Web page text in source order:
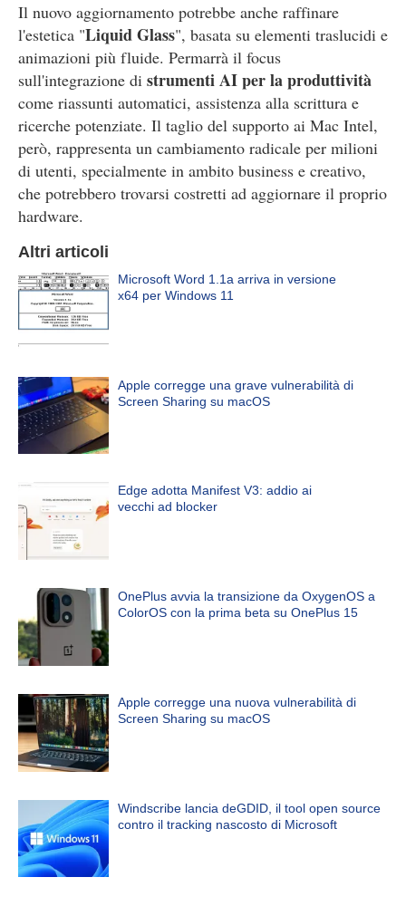
Il nuovo aggiornamento potrebbe anche raffinare
l'estetica "Liquid Glass", basata su elementi traslucidi e
animazioni più fluide. Permarrà il focus
sull'integrazione di strumenti AI per la produttività
come riassunti automatici, assistenza alla scrittura e
ricerche potenziate. Il taglio del supporto ai Mac Intel,
però, rappresenta un cambiamento radicale per milioni
di utenti, specialmente in ambito business e creativo,
che potrebbero trovarsi costretti ad aggiornare il proprio
hardware.
Altri articoli
Microsoft Word 1.1a arriva in versione
x64 per Windows 11
Apple corregge una grave vulnerabilità di
Screen Sharing su macOS
Edge adotta Manifest V3: addio ai
vecchi ad blocker
OnePlus avvia la transizione da OxygenOS a
ColorOS con la prima beta su OnePlus 15
Apple corregge una nuova vulnerabilità di
Screen Sharing su macOS
Windscribe lancia deGDID, il tool open source
contro il tracking nascosto di Microsoft